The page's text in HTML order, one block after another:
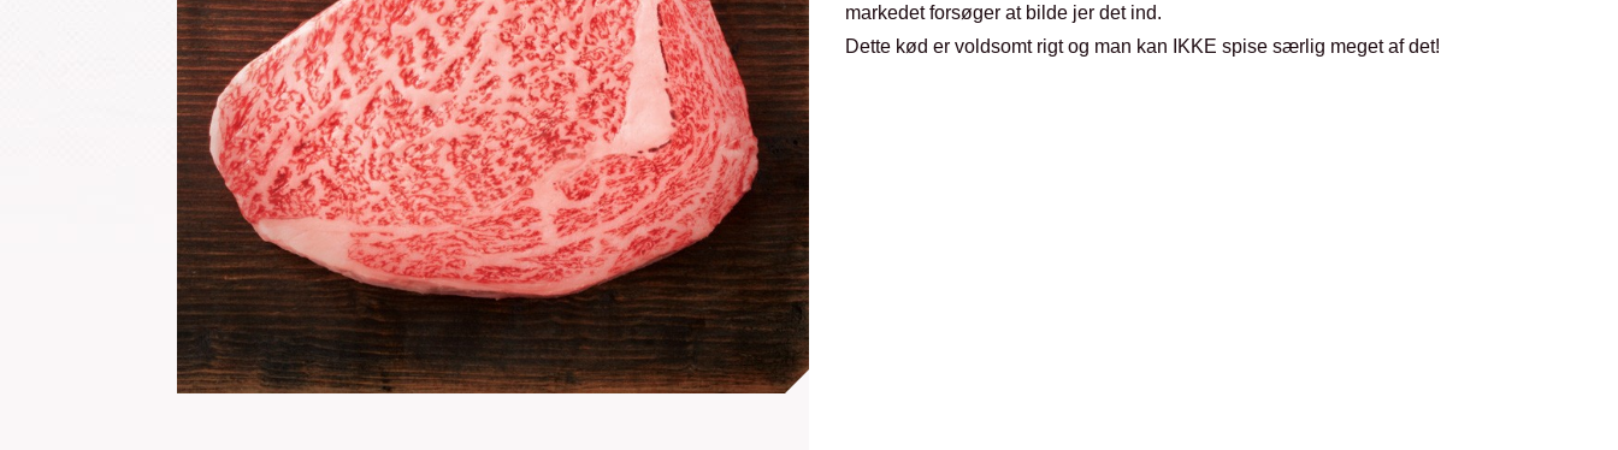
markedet forsøger at bilde jer det ind.
Dette kød er voldsomt rigt og man kan IKKE spise særlig meget af det!